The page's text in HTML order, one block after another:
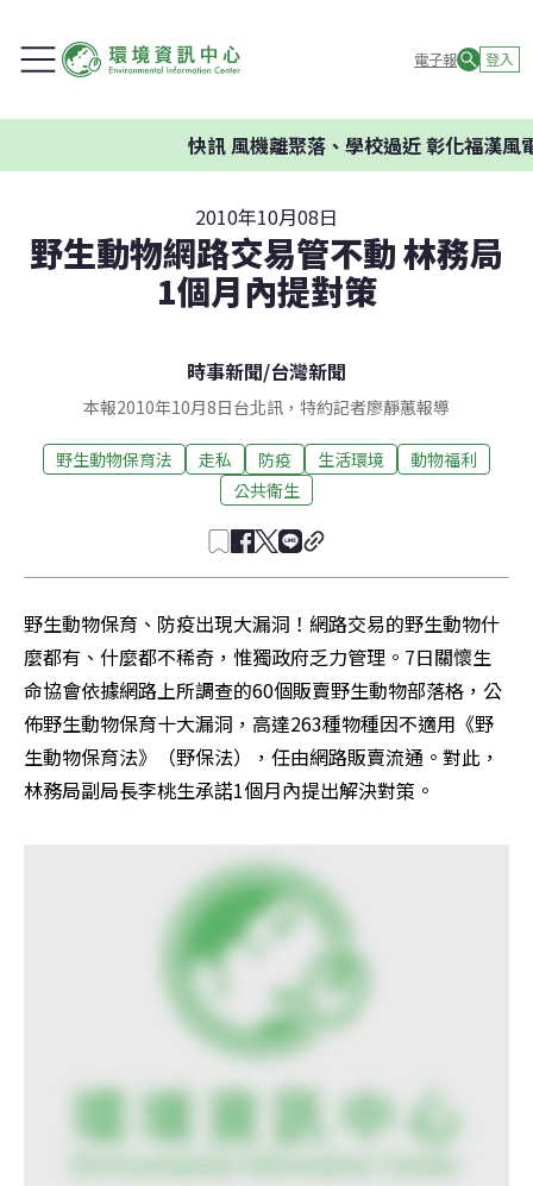
電子報 登入
快訊風機離聚落、學校過近 彰化福漢風電
2010年10月08日
野生動物網路交易管不動 林務局
1個月內提對策
時事新聞/台灣新聞
本報2010年10月8日台北訊，特約記者廖靜蕙報導
野生動物保育法 走私 防疫 生活環境
動物福利
公共衛生
野生動物保育、防疫出現大漏洞！網路交易的野生動物什
麼都有、什麼都不稀奇，惟獨政府乏力管理。7日關懷生
命協會依據網路上所調查的60個販賣野生動物部落格，公
佈野生動物保育十大漏洞，高達263種物種因不適用《野
生動物保育法》（野保法），任由網路販賣流通。對此，
林務局副局長李桃生承諾1個月內提出解決對策。